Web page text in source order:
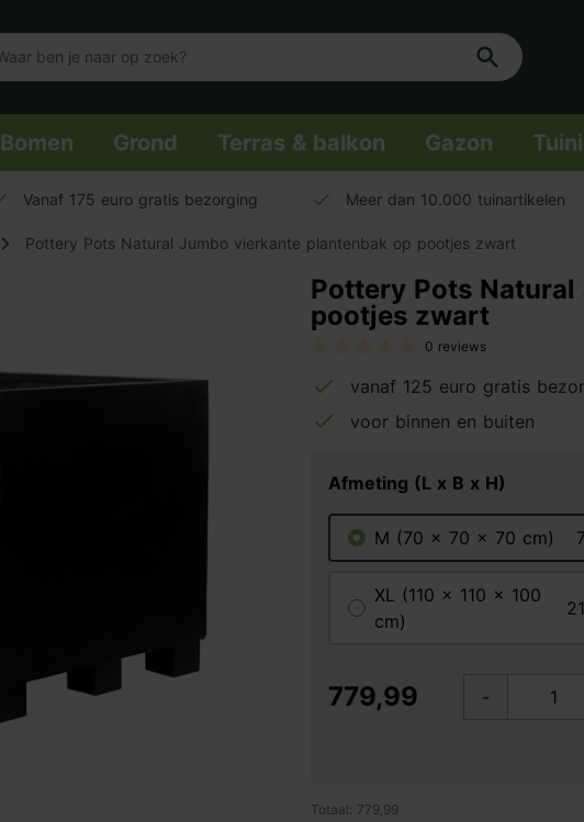
Bomen Grond Terras & balkon Gazon
Vanaf 175 euro gratis bezorging Meer dan 10.000 tuinartikelen
Pottery Pots Natural Jumbo vierkante plantenbak op pootjes zwart
Pottery Pots
pootjes zwart
0 reviews
vanaf 125 euro gratis
voor binnen en buiten
Afmeting (L x B x H)
M (70 x 70 x 70 cm)
XL (110 x 110 x 100
cm)
779,99 -
Totaal: 779,99